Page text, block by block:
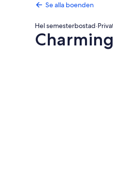
Se alla boenden
Hel semesterbostad·